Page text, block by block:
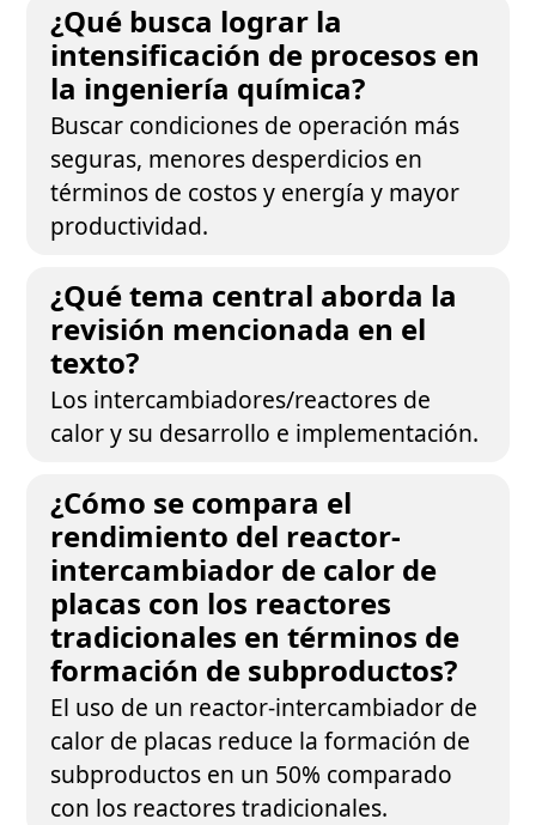
¿Qué busca lograr la
intensificación de procesos en
la ingeniería química?
Buscar condiciones de operación más
seguras, menores desperdicios en
términos de costos y energía y mayor
productividad.
¿Qué tema central aborda la
revisión mencionada en el
texto?
Los intercambiadores/reactores de
calor y su desarrollo e implementación.
¿Cómo se compara el
rendimiento del reactor-
intercambiador de calor de
placas con los reactores
tradicionales en términos de
formación de subproductos?
El uso de un reactor-intercambiador de
calor de placas reduce la formación de
subproductos en un 50% comparado
con los reactores tradicionales.